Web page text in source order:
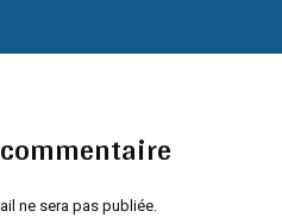
ne sera pas publiée.